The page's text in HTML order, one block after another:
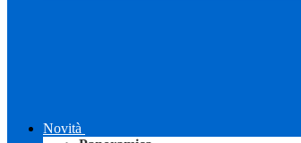
Novità